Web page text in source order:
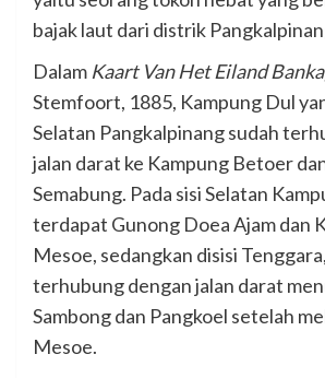
bajak laut dari distrik
Dalam Kaart Van Het Eiland
Stemfoort, 1885, Kampung Dul
Selatan Pangkalpinang sudah
jalan darat ke Kampung Betoer
Semabung. Pada sisi Selatan
terdapat Gunong Doea Ajam dan
Mesoe, sedangkan disisi
terhubung dengan jalan darat
Sambong dan Pangkoel setelah
Mesoe.